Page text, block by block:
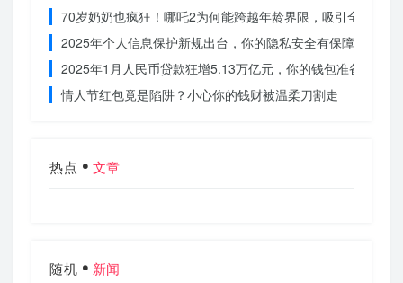
70岁奶奶也疯狂！哪吒2为何能跨越年龄界限，吸引全民观影
2025年个人信息保护新规出台，你的隐私安全有保障了吗？
2025年1月人民币贷款狂增5.13万亿元，你的钱包准备好了吗
情人节红包竟是陷阱？小心你的钱财被温柔刀割走
热点 文章
随机 新闻